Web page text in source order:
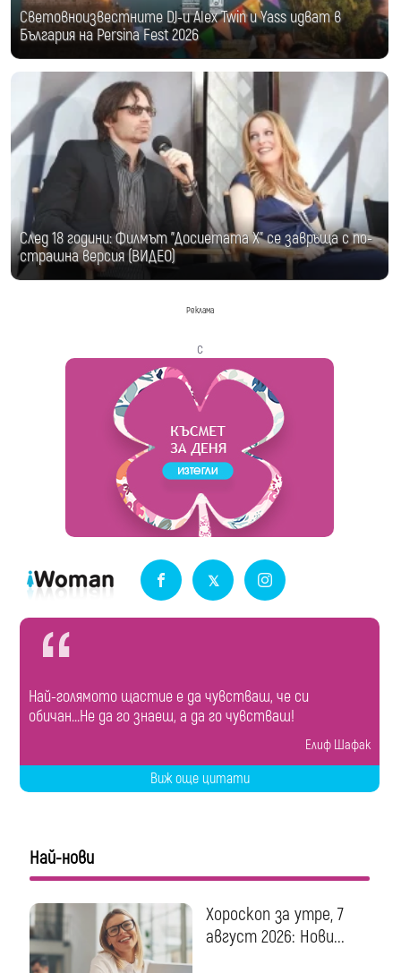
Световноизвестните DJ-и Alex Twin и Yass идват в
България на Persina Fest 2026
След 18 години: Филмът "Досиетата Х" се завръща с по-
страшна версия (ВИДЕО)
Реклама
с
Най-голямото щастие е да чувстваш, че си
обичан...Не да го знаеш, а да го чувстваш!
Eлиф Шафак
Виж още цитати
Най-нови
Хороскоп за утре, 7
август 2026: Нови...